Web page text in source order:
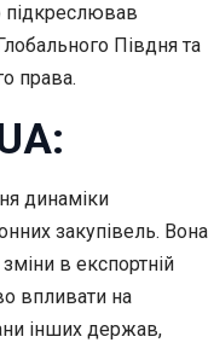
підкреслював
Півдня та
права.
динаміки
закупівель. Вона
в експортній
впливати на
інших держав,